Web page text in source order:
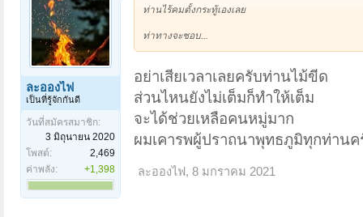
ละอองไฟ
เป็นที่รู้จักกันดี
วันที่สมัครสมาชิก:
3 มิถุนายน 2020
โพสต์:
2,469
ค่าพลัง:
+1,398
ท่านไร้คมตั้งกระทู้เองเลย
ท่าทางจะชอบ...
อย่าเสียเวลาเลยครับท่านไม้ขีด
ส่วนไหนยังไม่เต็มก็ทำให้เต็ม
จะได้ช่วยเหลือคนหมู่มาก
ผมเคารพผู้ปราถนาพุทธภูมิทุกท่านค
ละอองไฟ, 8 มกราคม 2021